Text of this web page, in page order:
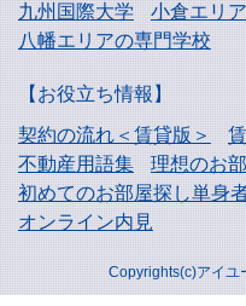
九州国際大学
小倉エリ
八幡エリアの専門学校
【お役立ち情報】
契約の流れ＜賃貸版＞
不動産用語集
理想のお
初めてのお部屋探し単身
オンライン内見
Copyrights(c)アイユ